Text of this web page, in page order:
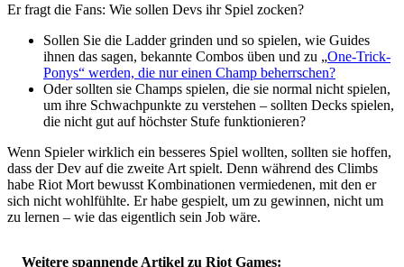
Er fragt die Fans: Wie sollen Devs ihr Spiel zocken?
Sollen Sie die Ladder grinden und so spielen, wie Guides
ihnen das sagen, bekannte Combos üben und zu „One-Trick-
Ponys“ werden, die nur einen Champ beherrschen?
Oder sollten sie Champs spielen, die sie normal nicht spielen,
um ihre Schwachpunkte zu verstehen – sollten Decks spielen,
die nicht gut auf höchster Stufe funktionieren?
Wenn Spieler wirklich ein besseres Spiel wollten, sollten sie hoffen,
dass der Dev auf die zweite Art spielt. Denn während des Climbs
habe Riot Mort bewusst Kombinationen vermiedenen, mit den er
sich nicht wohlfühlte. Er habe gespielt, um zu gewinnen, nicht um
zu lernen – wie das eigentlich sein Job wäre.
Weitere spannende Artikel zu Riot Games: